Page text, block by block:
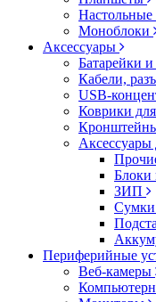
Моноблоки
Аксессуары
Батарейки
Кабели,
USB-
Коврики
Аксессуары
Блоки
ЗИП
Периферийные
Веб-камеры